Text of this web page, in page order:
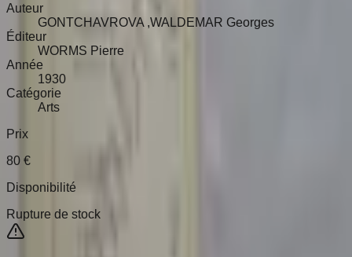
Auteur
GONTCHAVROVA ,WALDEMAR Georges
Éditeur
WORMS Pierre
Année
1930
Catégorie
Arts
Prix
80 €
Disponibilité
Rupture de stock